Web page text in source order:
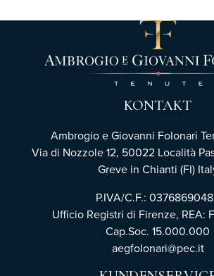
KONTAKT
Ambrogio e Giovanni Folonari
Via di Nozzole 12, 50022 Località
Greve in Chianti (FI)
P.IVA/C.F.:
Ufficio Registri di Firenze, REA:
Cap.Soc. 15.000.000
aegfolonari@pec.it